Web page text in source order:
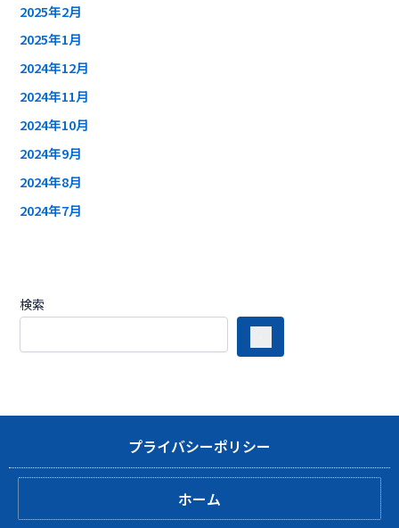
2025年2月
2025年1月
2024年12月
2024年11月
2024年10月
2024年9月
2024年8月
2024年7月
検索
プライバシーポリシー
ホーム